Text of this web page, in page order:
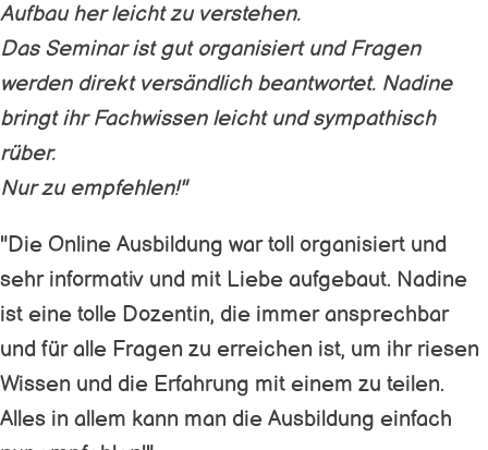
Aufbau her leicht zu verstehen.
Das Seminar ist gut organisiert und Fragen
werden direkt versändlich beantwortet. Nadine
bringt ihr Fachwissen leicht und sympathisch
rüber.
Nur zu empfehlen!"
"Die Online Ausbildung war toll organisiert und
sehr informativ und mit Liebe aufgebaut. Nadine
ist eine tolle Dozentin, die immer ansprechbar
und für alle Fragen zu erreichen ist, um ihr riesen
Wissen und die Erfahrung mit einem zu teilen.
Alles in allem kann man die Ausbildung einfach